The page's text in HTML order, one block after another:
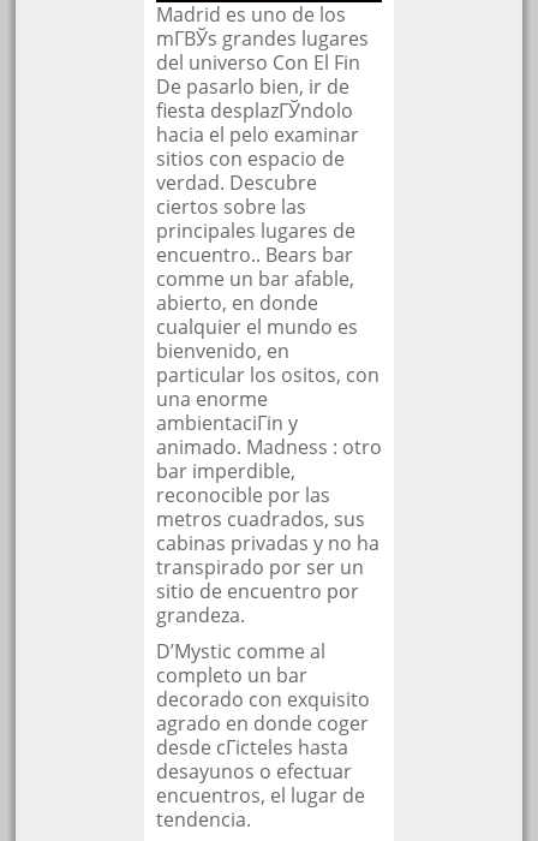
Madrid es uno de los
mГ­ВЎs grandes lugares
del universo Con El Fin
De pasarlo bien, ir de
fiesta desplazГЎndolo
hacia el pelo examinar
sitios con espacio de
verdad. Descubre
ciertos sobre las
principales lugares de
encuentro.. Bears bar
comme un bar afable,
abierto, en donde
cualquier el mundo es
bienvenido, en
particular los ositos, con
una enorme
ambientaciГіn y
animado. Madness : otro
bar imperdible,
reconocible por las
metros cuadrados, sus
cabinas privadas y no ha
transpirado por ser un
sitio de encuentro por
grandeza.
D’Mystic comme al
completo un bar
decorado con exquisito
agrado en donde coger
desde cГіcteles hasta
desayunos o efectuar
encuentros, el lugar de
tendencia.